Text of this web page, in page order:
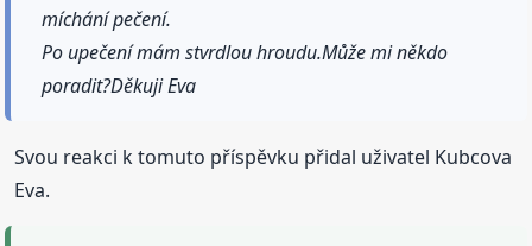
míchání pečení.
Po upečení mám stvrdlou hroudu.Může mi někdo
poradit?Děkuji Eva
Svou reakci k tomuto příspěvku přidal uživatel Kubcova
Eva.